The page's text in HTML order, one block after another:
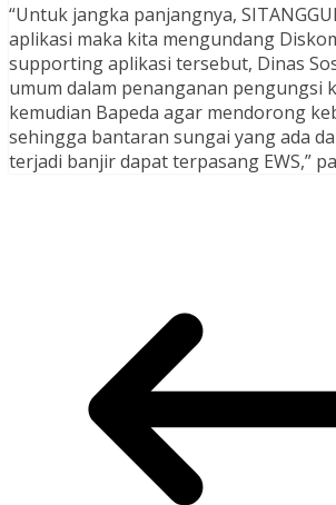
“Untuk jangka panjangnya,
aplikasi maka kita mengundang
supporting aplikasi tersebut, Dinas
umum dalam penanganan pengungsi
kemudian Bapeda agar mendorong
sehingga bantaran sungai yang ada
terjadi banjir dapat terpasang EWS,”